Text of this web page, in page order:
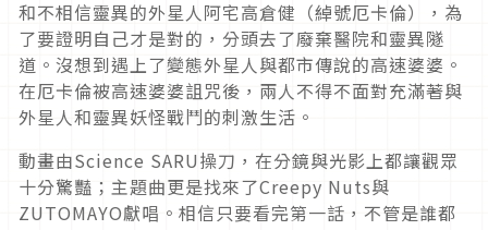
和不相信靈異的外星人阿宅高倉健（綽號厄卡倫），為
了要證明自己才是對的，分頭去了廢棄醫院和靈異隧
道。沒想到遇上了變態外星人與都市傳說的高速婆婆。
在厄卡倫被高速婆婆詛咒後，兩人不得不面對充滿著與
外星人和靈異妖怪戰鬥的刺激生活。
動畫由Science SARU操刀，在分鏡與光影上都讓觀眾
十分驚豔；主題曲更是找來了Creepy Nuts與
ZUTOMAYO獻唱。相信只要看完第一話，不管是誰都